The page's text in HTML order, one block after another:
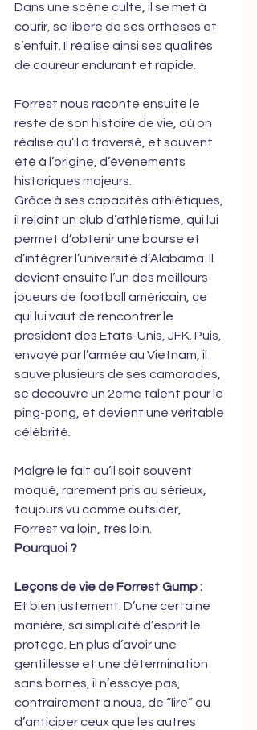
Dans une scène culte, il se met à
courir, se libère de ses orthèses et
s’enfuit. Il réalise ainsi ses qualités
de coureur endurant et rapide.
Forrest nous raconte ensuite le
reste de son histoire de vie, où on
réalise qu’il a traversé, et souvent
été à l’origine, d’évènements
historiques majeurs.
Grâce à ses capacités athlétiques,
il rejoint un club d’athlétisme, qui lui
permet d’obtenir une bourse et
d’intégrer l’université d’Alabama. Il
devient ensuite l’un des meilleurs
joueurs de football américain, ce
qui lui vaut de rencontrer le
président des Etats-Unis, JFK. Puis,
envoyé par l’armée au Vietnam, il
sauve plusieurs de ses camarades,
se découvre un 2ème talent pour le
ping-pong, et devient une véritable
célébrité.
Malgré le fait qu’il soit souvent
moqué, rarement pris au sérieux,
toujours vu comme outsider,
Forrest va loin, très loin.
Pourquoi ?
Leçons de vie de Forrest Gump :
Et bien justement. D’une certaine
manière, sa simplicité d’esprit le
protège. En plus d’avoir une
gentillesse et une détermination
sans bornes, il n’essaye pas,
contrairement à nous, de “lire” ou
d’anticiper ceux que les autres